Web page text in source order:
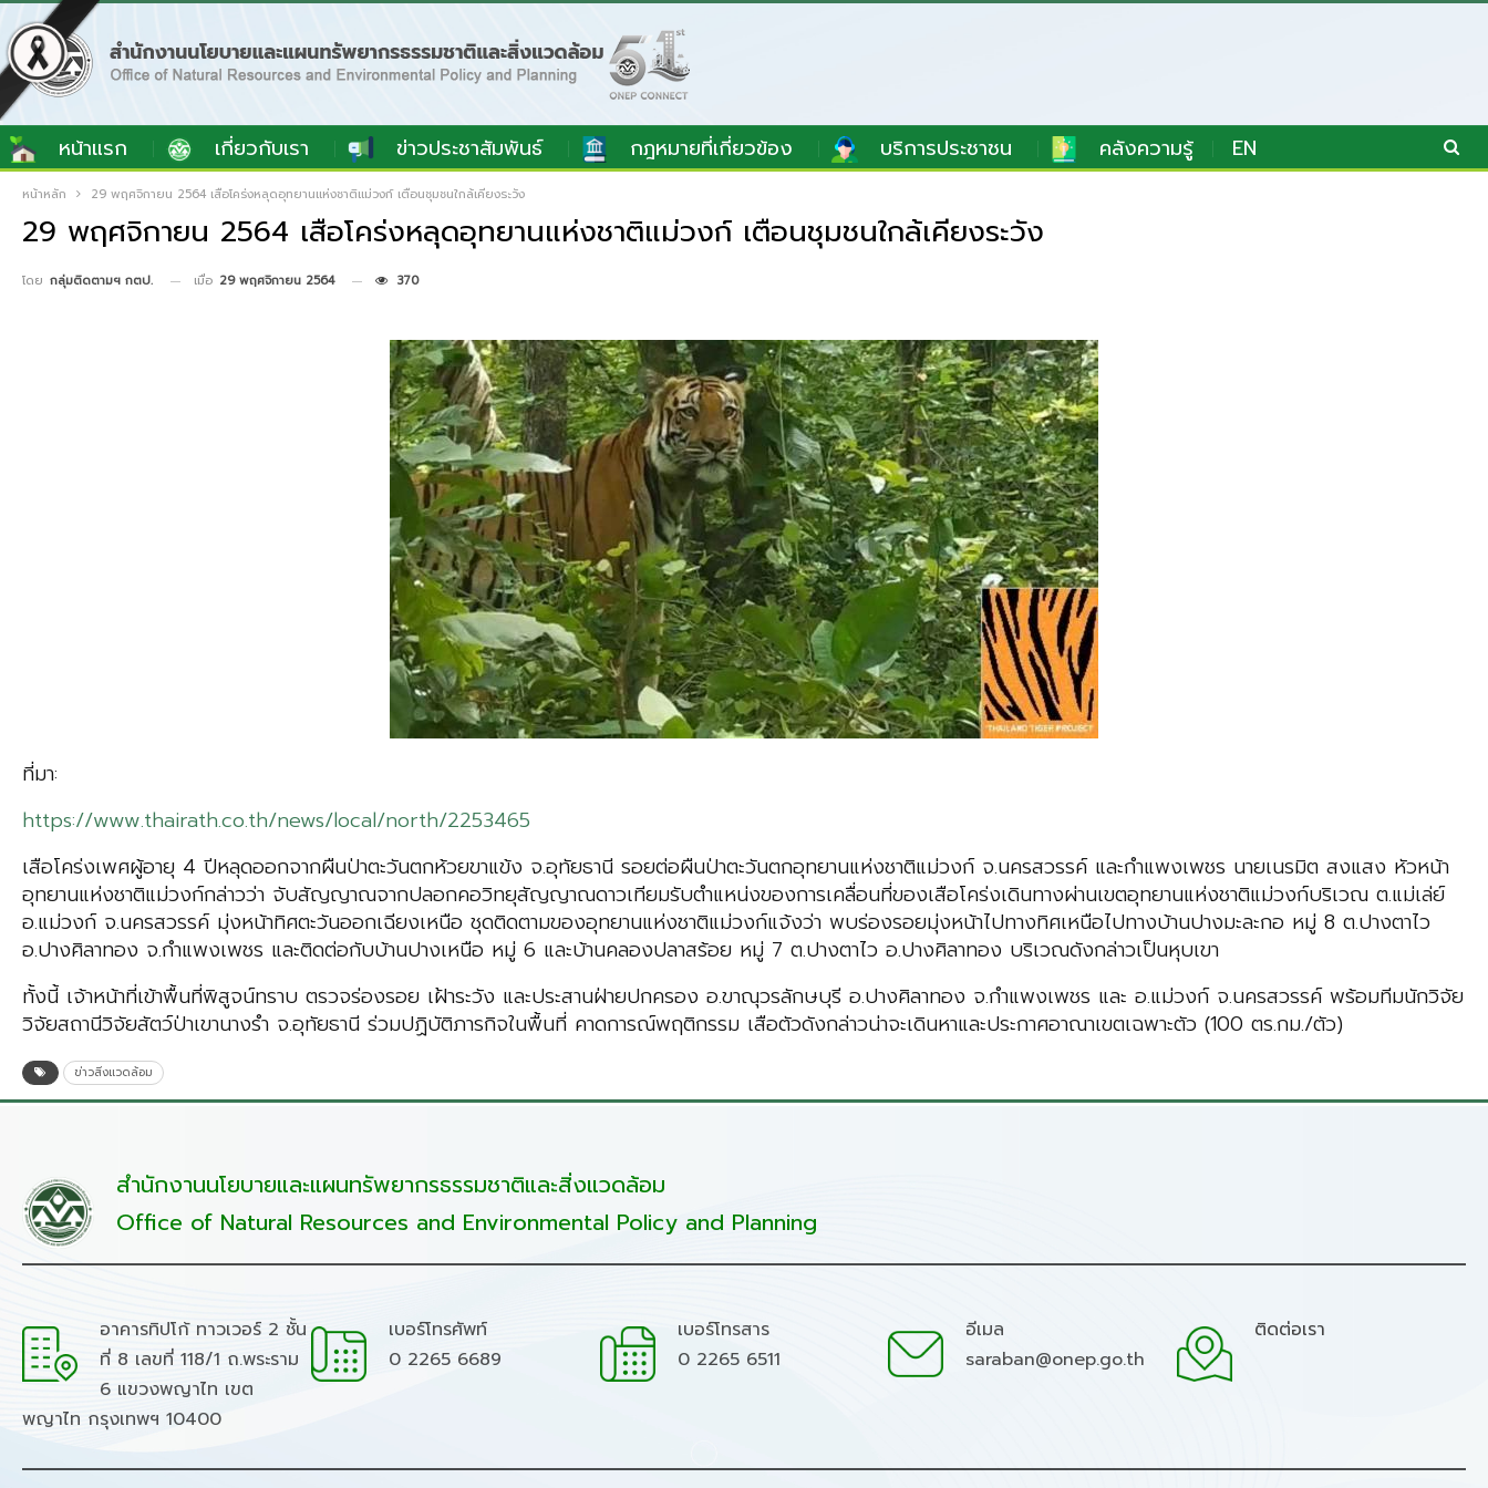
หน้าแรก เกี่ยวกับเรา ข่าวประชาสัมพันธ์ กฎหมายที่เกี่ยวข้อง บริการประชาชน คลังความรู้ EN
หน้าหลัก 29 พฤศจิกายน 2564 เสือโคร่งหลุดอุทยานแห่งชาติแม่วงก์ เตือนชุมชนใกล้เคียงระวัง
29 พฤศจิกายน 2564 เสือโคร่งหลุดอุทยานแห่งชาติแม่วงก์ เตือนชุมชนใกล้เคียงระวัง
โดย กลุ่มติดตามฯ กตป. เมื่อ 29 พฤศจิกายน 2564 370
ที่มา:
https://www.thairath.co.th/news/local/north/2253465
เสือโคร่งเพศผู้อายุ 4 ปีหลุดออกจากผืนป่าตะวันตกห้วยขาแข้ง จ.อุทัยธานี รอยต่อผืนป่าตะวันตกอุทยานแห่งชาติแม่วงก์ จ.นครสวรรค์ และกำแพงเพชร นายเนรมิต สงแสง หัวหน้า
อุทยานแห่งชาติแม่วงก์กล่าวว่า จับสัญญาณจากปลอกคอวิทยุสัญญาณดาวเทียมรับตําแหน่งของการเคลื่อนที่ของเสือโคร่งเดินทางผ่านเขตอุทยานแห่งชาติแม่วงก์บริเวณ ต.แม่เล่ย์
อ.แม่วงก์ จ.นครสวรรค์ มุ่งหน้าทิศตะวันออกเฉียงเหนือ ชุดติดตามของอุทยานแห่งชาติแม่วงก์แจ้งว่า พบร่องรอยมุ่งหน้าไปทางทิศเหนือไปทางบ้านปางมะละกอ หมู่ 8 ต.ปางตาไว
อ.ปางศิลาทอง จ.กำแพงเพชร และติดต่อกับบ้านปางเหนือ หมู่ 6 และบ้านคลองปลาสร้อย หมู่ 7 ต.ปางตาไว อ.ปางศิลาทอง บริเวณดังกล่าวเป็นหุบเขา
ทั้งนี้ เจ้าหน้าที่เข้าพื้นที่พิสูจน์ทราบ ตรวจร่องรอย เฝ้าระวัง และประสานฝ่ายปกครอง อ.ขาณุวรลักษบุรี อ.ปางศิลาทอง จ.กำแพงเพชร และ อ.แม่วงก์ จ.นครสวรรค์ พร้อมทีมนักวิจัย
วิจัยสถานีวิจัยสัตว์ป่าเขานางรำ จ.อุทัยธานี ร่วมปฏิบัติภารกิจในพื้นที่ คาดการณ์พฤติกรรม เสือตัวดังกล่าวน่าจะเดินหาและประกาศอาณาเขตเฉพาะตัว (100 ตร.กม./ตัว)
ข่าวสิ่งแวดล้อม
สำนักงานนโยบายและแผนทรัพยากรธรรมชาติและสิ่งแวดล้อม
Office of Natural Resources and Environmental Policy and Planning
อาคารทิปโก้ ทาวเวอร์ 2 ชั้น
ที่ 8 เลขที่ 118/1 ถ.พระราม
6 แขวงพญาไท เขต
พญาไท กรุงเทพฯ 10400
เบอร์โทรศัพท์
0 2265 6689
เบอร์โทรสาร
0 2265 6511
อีเมล
saraban@onep.go.th
ติดต่อเรา